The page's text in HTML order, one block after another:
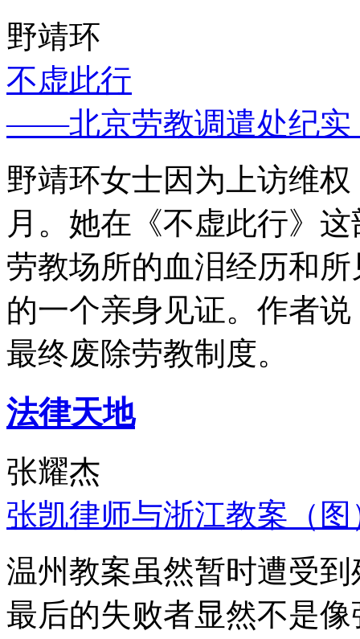
野靖环
不虚此行
——北京劳教调遣处纪实
野靖环女士因为上访维
月。她在《不虚此行》
劳教场所的血泪经历和
的一个亲身见证。作者
最终废除劳教制度。
法律天地
张耀杰
张凯律师与浙江教案（图
温州教案虽然暂时遭受
最后的失败者显然不是